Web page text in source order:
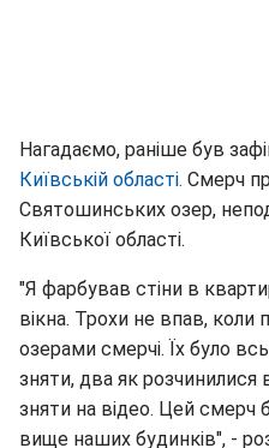
Нагадаємо, раніше був
Київській області. Смерч
Святошинських озер,
Київської області.
"Я фарбував стіни в
вікна. Трохи не впав, коли
озерами смерчі. Їх було
зняти, два як розчинилися
зняти на відео. Цей смерч
вище наших будинків", -